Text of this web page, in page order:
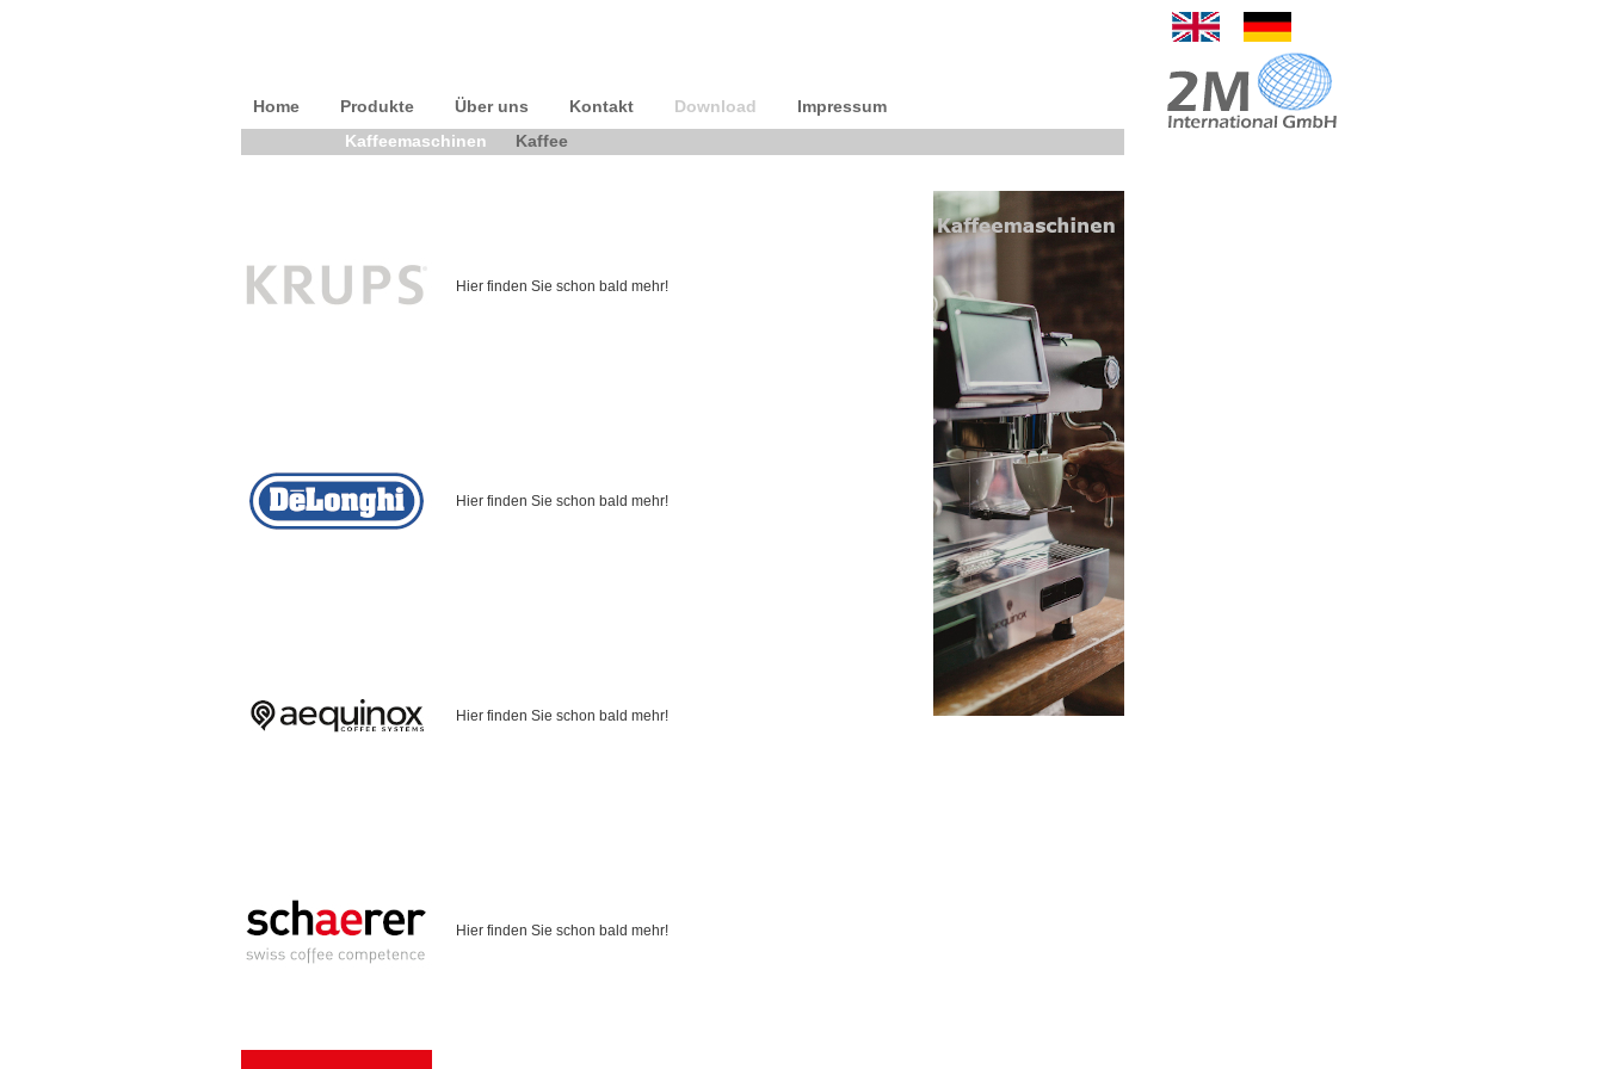
Home Produkte Über uns Kontakt Download
Impressum
Kaffeemaschinen
Kaffee
Hier finden Sie schon bald mehr!
Hier finden Sie schon bald mehr!
Hier finden Sie schon bald mehr!
Hier finden Sie schon bald mehr!